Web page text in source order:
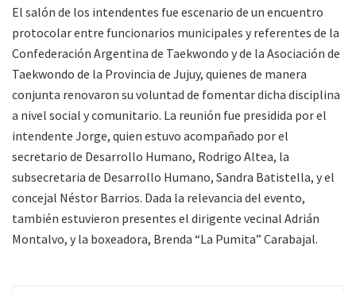
El salón de los intendentes fue escenario de un encuentro
protocolar entre funcionarios municipales y referentes de la
Confederación Argentina de Taekwondo y de la Asociación de
Taekwondo de la Provincia de Jujuy, quienes de manera
conjunta renovaron su voluntad de fomentar dicha disciplina
a nivel social y comunitario. La reunión fue presidida por el
intendente Jorge, quien estuvo acompañado por el
secretario de Desarrollo Humano, Rodrigo Altea, la
subsecretaria de Desarrollo Humano, Sandra Batistella, y el
concejal Néstor Barrios. Dada la relevancia del evento,
también estuvieron presentes el dirigente vecinal Adrián
Montalvo, y la boxeadora, Brenda “La Pumita” Carabajal.